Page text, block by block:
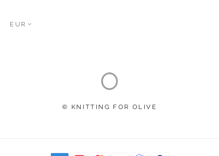
EUR
© KNITTING FOR OLIVE